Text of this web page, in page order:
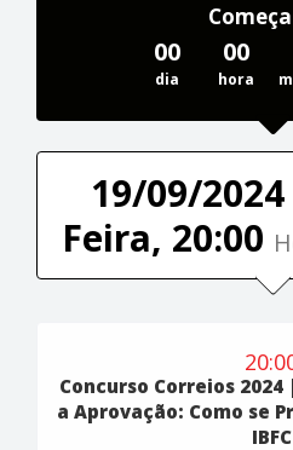
00
dia
00
hora
19/09/
Feira, 20:00
Concurso Correios 2024
a Aprovação: Como se
IBFC